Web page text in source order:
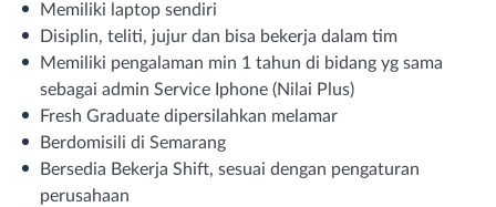
Memiliki laptop sendiri
Disiplin, teliti, jujur dan bisa bekerja dalam tim
Memiliki pengalaman min 1 tahun di bidang yg sama
sebagai admin Service Iphone (Nilai Plus)
Fresh Graduate dipersilahkan melamar
Berdomisili di Semarang
Bersedia Bekerja Shift, sesuai dengan pengaturan
perusahaan